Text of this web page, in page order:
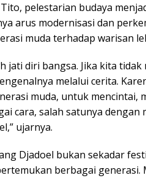
pelestarian budaya
arus modernisasi dan
muda terhadap warisan
jati diri bangsa. Jika kita
melalui cerita.
muda, untuk mencintai,
cara, salah satunya
ujarnya.
Djadoel bukan sekadar
berbagai